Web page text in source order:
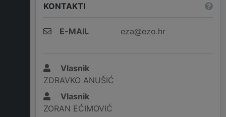
KONTAKTI
E-MAIL eza@ezo.hr
Vlasnik
ZDRAVKO ANUŠIĆ
Vlasnik
ZORAN EĆIMOVIĆ